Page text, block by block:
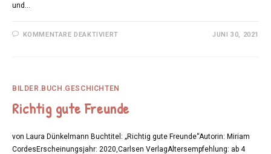
und…
KOMMENTARE DEAKTIVIERTFÜR
JUNI 30, 2021
BILDER.BUCH.GESCHICHTEN
Richtig gute Freunde
von Laura Dünkelmann Buchtitel: „Richtig gute Freunde“Autorin: Miriam
CordesErscheinungsjahr: 2020,Carlsen VerlagAltersempfehlung: ab 4